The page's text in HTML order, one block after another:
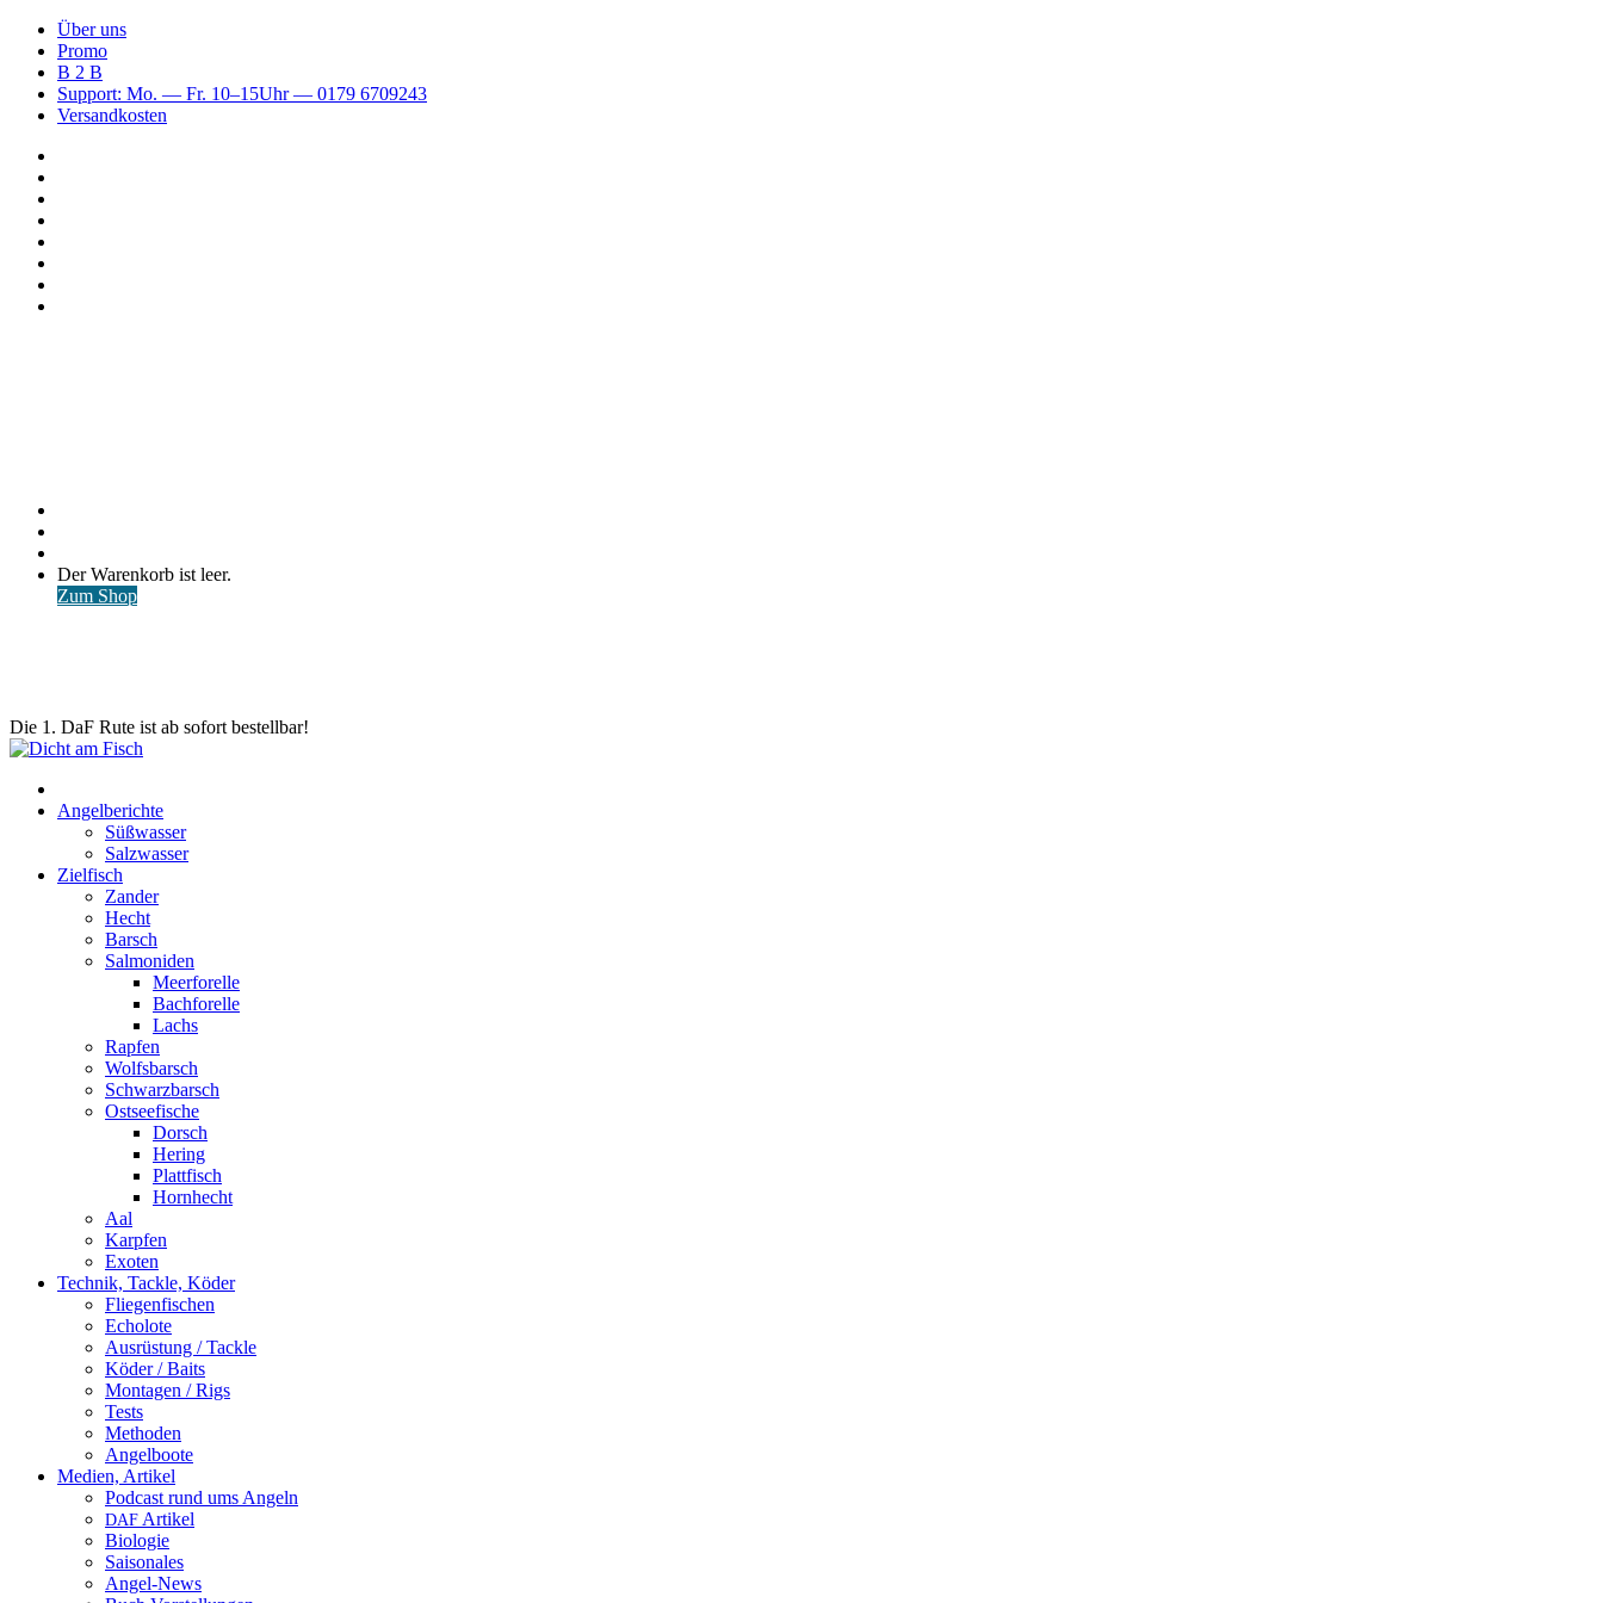
Über uns
Promo
B 2 B
Support: Mo. — Fr. 10–15Uhr — 0179 6709243
Versandkosten
Warenkorb
ansehen
Der Warenkorb ist leer.
Zum Shop
Die 1. DaF Rute ist ab sofort bestellbar!
Angelberichte
Süßwasser
Salzwasser
Zielfisch
Zander
Hecht
Barsch
Salmoniden
Meerforelle
Bachforelle
Lachs
Rapfen
Wolfsbarsch
Schwarzbarsch
Ostseefische
Dorsch
Hering
Plattfisch
Hornhecht
Aal
Karpfen
Exoten
Technik, Tackle, Köder
Fliegenfischen
Echolote
Ausrüstung / Tackle
Köder / Baits
Montagen / Rigs
Tests
Methoden
Angelboote
Medien, Artikel
Podcast rund ums Angeln
DAF Artikel
Biologie
Saisonales
Angel-News